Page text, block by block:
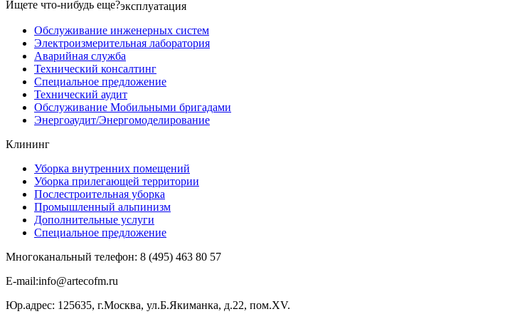
Ищете что-нибудь еще?эксплуатация
Обслуживание инженерных систем
Электроизмерительная лаборатория
Аварийная служба
Технический консалтинг
Специальное предложение
Технический аудит
Обслуживание Мобильными бригадами
Энергоаудит/Энергомоделирование
Клининг
Уборка внутренних помещений
Уборка прилегающей территории
Послестроительная уборка
Промышленный альпинизм
Дополнительные услуги
Специальное предложение
Многоканальный телефон: 8 (495) 463 80 57
E-​mail:info@artecofm.ru
Юр.адрес: 125635, г.Москва, ул.Б.Якиманка, д.22, пом.XV.